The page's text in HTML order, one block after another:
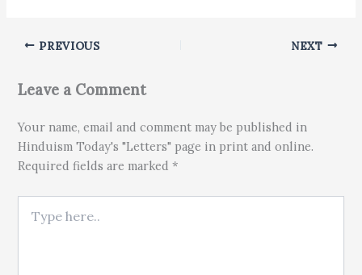
PREVIOUS NEXT
Leave a Comment
Your name, email and comment may be published in
Hinduism Today's "Letters" page in print and online.
Required fields are marked *